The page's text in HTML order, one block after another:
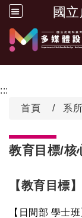
國
:::
首頁
系
教育目標/核
【教育目標】
【日間部 學士